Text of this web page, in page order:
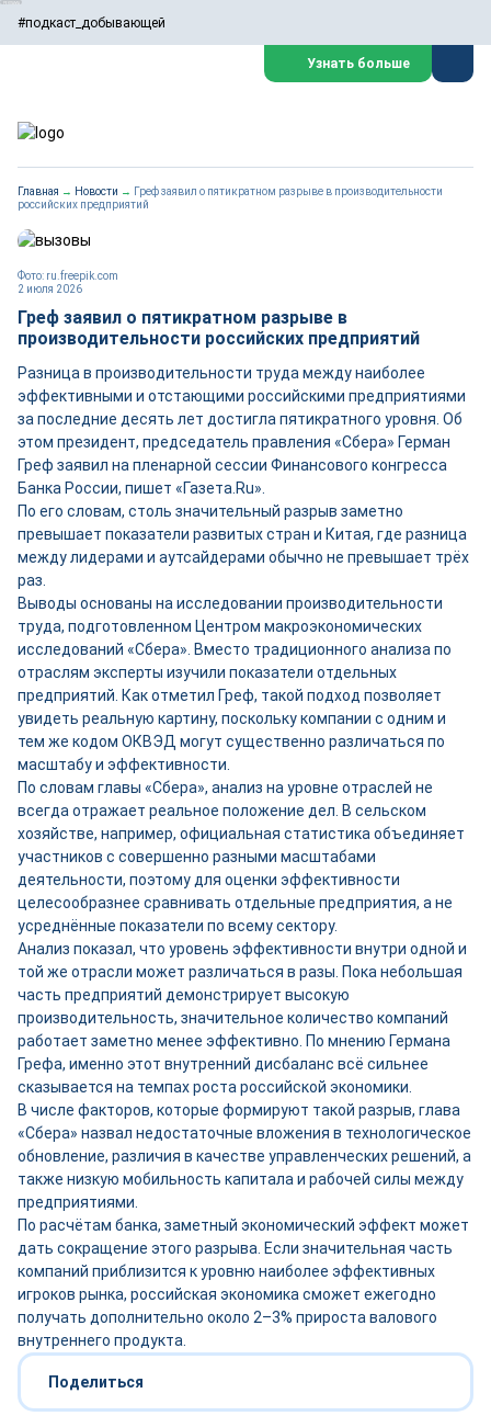
#подкаст_добывающей
Узнать больше
Главная → Новости → Греф заявил о пятикратном разрыве в производительности
российских предприятий
2 июля 2026
Фото: ru.freepik.com
Греф заявил о пятикратном разрыве в
производительности российских предприятий
Разница в производительности труда между наиболее
эффективными и отстающими российскими предприятиями
за последние десять лет достигла пятикратного уровня. Об
этом президент, председатель правления «Сбера» Герман
Греф заявил на пленарной сессии Финансового конгресса
Банка России, пишет «Газета.Ru».
По его словам, столь значительный разрыв заметно
превышает показатели развитых стран и Китая, где разница
между лидерами и аутсайдерами обычно не превышает трёх
раз.
Выводы основаны на исследовании производительности
труда, подготовленном Центром макроэкономических
исследований «Сбера». Вместо традиционного анализа по
отраслям эксперты изучили показатели отдельных
предприятий. Как отметил Греф, такой подход позволяет
увидеть реальную картину, поскольку компании с одним и
тем же кодом ОКВЭД могут существенно различаться по
масштабу и эффективности.
По словам главы «Сбера», анализ на уровне отраслей не
всегда отражает реальное положение дел. В сельском
хозяйстве, например, официальная статистика объединяет
участников с совершенно разными масштабами
деятельности, поэтому для оценки эффективности
целесообразнее сравнивать отдельные предприятия, а не
усреднённые показатели по всему сектору.
Анализ показал, что уровень эффективности внутри одной и
той же отрасли может различаться в разы. Пока небольшая
часть предприятий демонстрирует высокую
производительность, значительное количество компаний
работает заметно менее эффективно. По мнению Германа
Грефа, именно этот внутренний дисбаланс всё сильнее
сказывается на темпах роста российской экономики.
В числе факторов, которые формируют такой разрыв, глава
«Сбера» назвал недостаточные вложения в технологическое
обновление, различия в качестве управленческих решений, а
также низкую мобильность капитала и рабочей силы между
предприятиями.
По расчётам банка, заметный экономический эффект может
дать сокращение этого разрыва. Если значительная часть
компаний приблизится к уровню наиболее эффективных
игроков рынка, российская экономика сможет ежегодно
получать дополнительно около 2–3% прироста валового
внутреннего продукта.
Поделиться